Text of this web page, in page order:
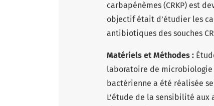
carbapénèmes (CRKP) est
objectif était d’étudier les
antibiotiques des souches
Matériels et Méthodes :
laboratoire de microbiologie
bactérienne a été réalisée
L’étude de la sensibilité